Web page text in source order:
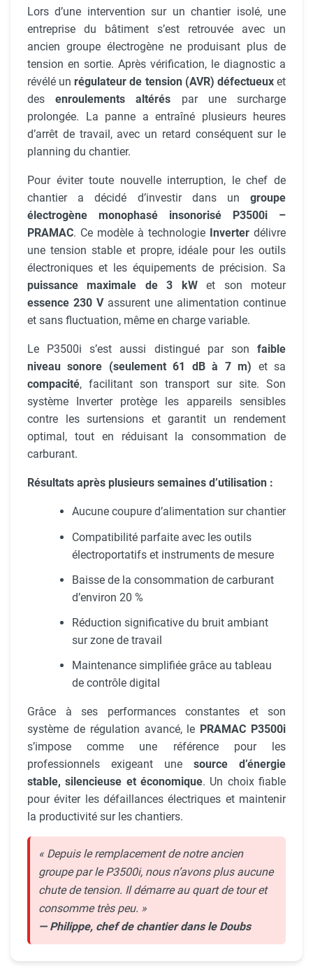
Lors d’une intervention sur un chantier isolé, une
entreprise du bâtiment s’est retrouvée avec un
ancien groupe électrogène ne produisant plus de
tension en sortie. Après vérification, le diagnostic a
révélé unrégulateur de tension (AVR) défectueuxet
desenroulements altérés par une surcharge
prolongée. La panne a entraîné plusieurs heures
d’arrêt de travail, avec un retard conséquent sur le
planning du chantier.
Pour éviter toute nouvelle interruption, le chef de
chantier a décidé d’investir dans un groupe
électrogène monophasé insonorisé P3500i –
PRAMAC. Ce modèle à technologie Inverter délivre
une tension stable et propre, idéale pour les outils
électroniques et les équipements de précision. Sa
puissance maximale de 3 kWet son moteur
essence 230 Vassurent une alimentation continue
et sans fluctuation, même en charge variable.
Le P3500i s’est aussi distingué par son faible
niveau sonore (seulement 61 dB à 7 m) et sa
compacité, facilitant son transport sur site. Son
système Inverter protège les appareils sensibles
contre les surtensions et garantit un rendement
optimal, tout en réduisant la consommation de
carburant.
Résultats après plusieurs semaines d’utilisation :
Aucune coupure d’alimentation sur chantier
Compatibilité parfaite avec les outils
électroportatifs et instruments de mesure
Baisse de la consommation de carburant
d’environ 20 %
Réduction significative du bruit ambiant
sur zone de travail
Maintenance simplifiée grâce au tableau
de contrôle digital
Grâce à ses performances constantes et son
système de régulation avancé, le PRAMAC P3500i
s’impose comme une référence pour les
professionnels exigeant une source d’énergie
stable, silencieuse et économique. Un choix fiable
pour éviter les défaillances électriques et maintenir
la productivité sur les chantiers.
« Depuis le remplacement de notre ancien
groupe par le P3500i, nous n’avons plus aucune
chute de tension. Il démarre au quart de tour et
consomme très peu. »
— Philippe, chef de chantier dans le Doubs